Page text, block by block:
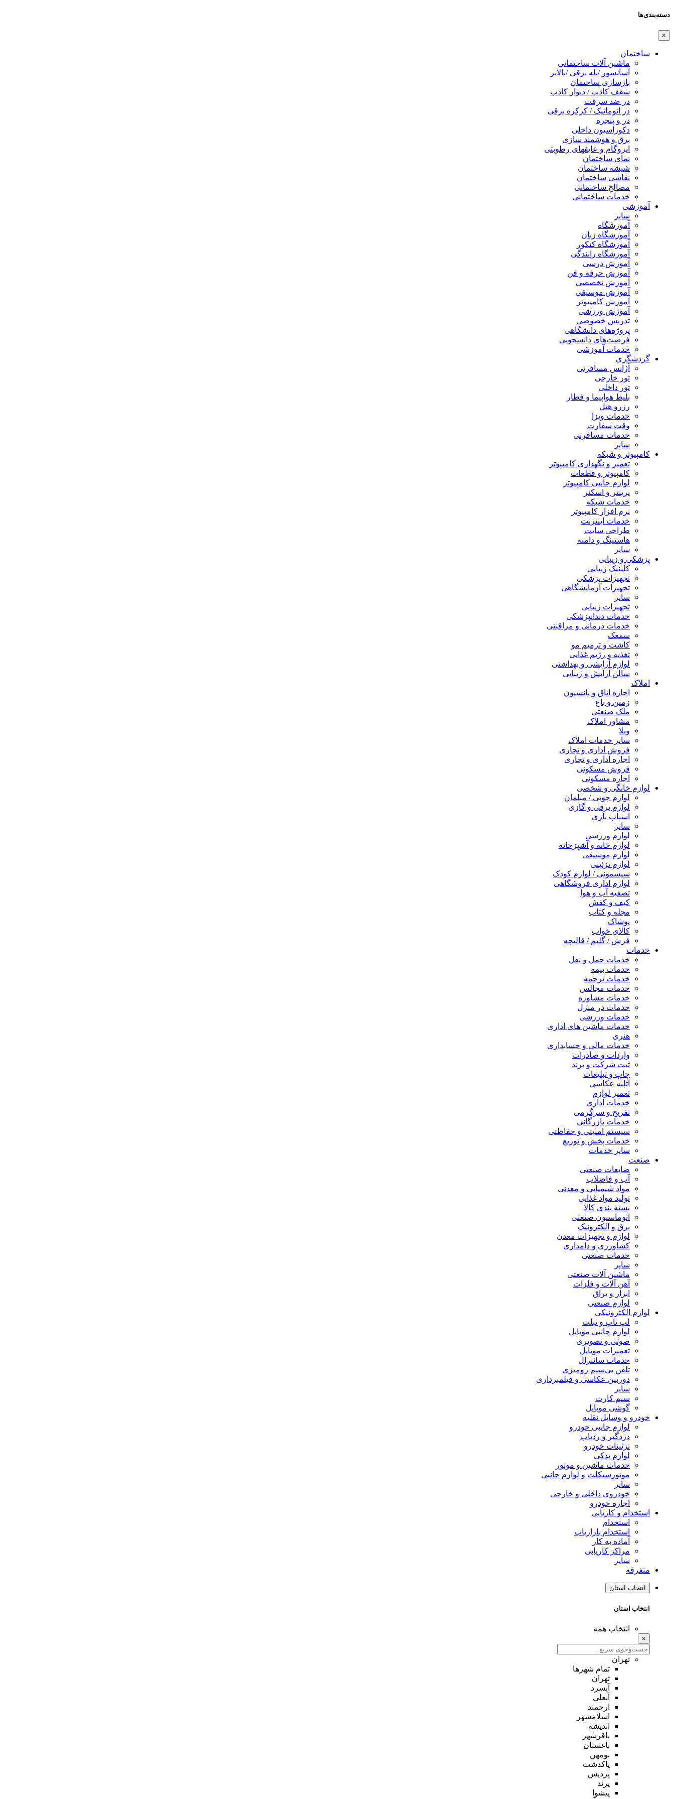
دسته‌بندی‌ها
×
ساختمان
ماشین آلات ساختمانی
آسانسور /پله برقی /بالابر
بازسازی ساختمان
سقف کاذب / دیوار کاذب
در ضد سرقت
در اتوماتیک / کرکره برقی
در و پنجره
دکوراسیون داخلی
برق و هوشمند سازی
ایزوگام و عایقهای رطوبتی
نمای ساختمان
شیشه ساختمان
نقاشی ساختمان
مصالح ساختمانی
خدمات ساختمانی
آموزشی
سایر
آموزشگاه
آموزشگاه زبان
آموزشگاه کنکور
آموزشگاه رانندگی
آموزش درسی
آموزش حرفه و فن
آموزش تخصصی
آموزش موسیقی
آموزش کامپیوتر
آموزش ورزشی
تدریس خصوصی
پروژه‌های دانشگاهی
فرصت‌های دانشجویی
خدمات آموزشی
گردشگری
آژانس مسافرتی
تور خارجی
تور داخلی
بلیط هواپیما و قطار
رزرو هتل
خدمات ویزا
وقت سفارت
خدمات مسافرتی
سایر
کامپیوتر و شبکه
تعمیر و نگهداری کامپیوتر
کامپیوتر و قطعات
لوازم جانبی کامپیوتر
پرینتر و اسکنر
خدمات شبکه
نرم افزار کامپیوتر
خدمات اینترنت
طراحی سایت
هاستینگ و دامنه
سایر
پزشکی و زیبایی
کلینیک زیبایی
تجهیزات پزشکی
تجهیزات آزمایشگاهی
سایر
تجهیزات زیبایی
خدمات دندانپزشکی
خدمات درمانی و مراقبتی
سمعک
کاشت و ترمیم مو
تغذیه و رژیم غذایی
لوازم آرایشی و بهداشتی
سالن آرایش و زیبایی
املاک
اجاره اتاق و پانسیون
زمین و باغ
ملک صنعتی
مشاور املاک
ویلا
سایر خدمات املاک
فروش اداری و تجاری
اجاره اداری و تجاری
فروش مسکونی
اجاره مسکونی
لوازم خانگی و شخصی
لوازم چوبی / مبلمان
لوازم برقی و گازی
اسباب بازی
سایر
لوازم ورزشی
لوازم خانه و آشپزخانه
لوازم موسیقی
لوازم تزئینی
سیسمونی / لوازم کودک
لوازم اداری فروشگاهی
تصفیه آب و هوا
کیف و کفش
مجله و کتاب
پوشاک
کالای خواب
فرش / گلیم / قالیچه
خدمات
خدمات حمل و نقل
خدمات بیمه
خدمات ترجمه
خدمات مجالس
خدمات مشاوره
خدمات در منزل
خدمات ورزشی
خدمات ماشین های اداری
هنری
خدمات مالی و حسابداری
واردات و صادرات
ثبت شرکت و برند
چاپ و تبلیغات
آتلیه عکاسی
تعمیر لوازم
خدمات اداری
تفریح و سرگرمی
خدمات بازرگانی
سیستم امنیتی و حفاظتی
خدمات پخش و توزیع
سایر خدمات
صنعت
ضایعات صنعتی
آب و فاضلاب
مواد شیمیایی و معدنی
تولید مواد غذایی
بسته بندی کالا
اتوماسیون صنعتی
برق و الکترونیک
لوازم و تجهیزات معدن
کشاورزی و دامداری
خدمات صنعتی
سایر
ماشین آلات صنعتی
آهن آلات و فلزات
ابزار و یراق
لوازم صنعتی
لوازم الکترونیکی
لپ تاپ و تبلت
لوازم جانبی موبایل
صوتی و تصویری
تعمیرات موبایل
خدمات سانترال
تلفن بی‌سیم رومیزی
دوربین عکاسی و فیلمبرداری
سایر
سیم کارت
گوشی موبایل
خودرو و وسایل نقلیه
لوازم جانبی خودرو
دزدگیر و ردیاب
تزئینات خودرو
لوازم یدکی
خدمات ماشین و موتور
موتورسیکلت و لوازم جانبی
سایر
خودروی داخلی و خارجی
اجاره خودرو
استخدام و کاریابی
استخدام
استخدام بازاریاب
آماده به کار
مراکز کاریابی
سایر
متفرقه
انتخاب استان
انتخاب استان
انتخاب همه
×
تهران
تمام شهر‌ها
تهران
آبسرد
آبعلی
ارجمند
اسلامشهر
اندیشه
باقرشهر
باغستان
بومهن
پاکدشت
پردیس
پرند
پیشوا